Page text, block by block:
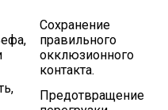
Сохранение
правильного
окклюзионного
контакта.
Предотвращение